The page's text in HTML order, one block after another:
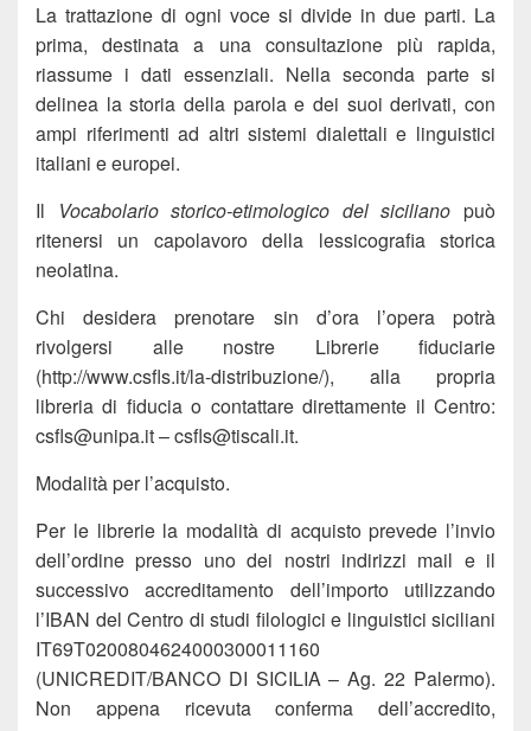
La trattazione di ogni voce si divide in due parti. La
prima, destinata a una consultazione più rapida,
riassume i dati essenziali. Nella seconda parte si
delinea la storia della parola e dei suoi derivati, con
ampi riferimenti ad altri sistemi dialettali e linguistici
italiani e europei.
Il
Vocabolario storico-etimologico del siciliano può
ritenersi un capolavoro della lessicografia storica
neolatina.
Chi desidera prenotare sin d’ora l’opera potrà
rivolgersi alle nostre Librerie fiduciarie
(http://www.csfls.it/la-distribuzione/), alla propria
libreria di fiducia o contattare direttamente il Centro:
csfls@unipa.it – csfls@tiscali.it.
Modalità per l’acquisto.
Per le librerie la modalità di acquisto prevede l’invio
dell’ordine presso uno dei nostri indirizzi mail e il
successivo accreditamento dell’importo utilizzando
l’IBAN del Centro di studi filologici e linguistici siciliani
IT69T0200804624000300011160
(UNICREDIT/BANCO DI SICILIA – Ag. 22 Palermo).
Non appena ricevuta conferma dell’accredito,